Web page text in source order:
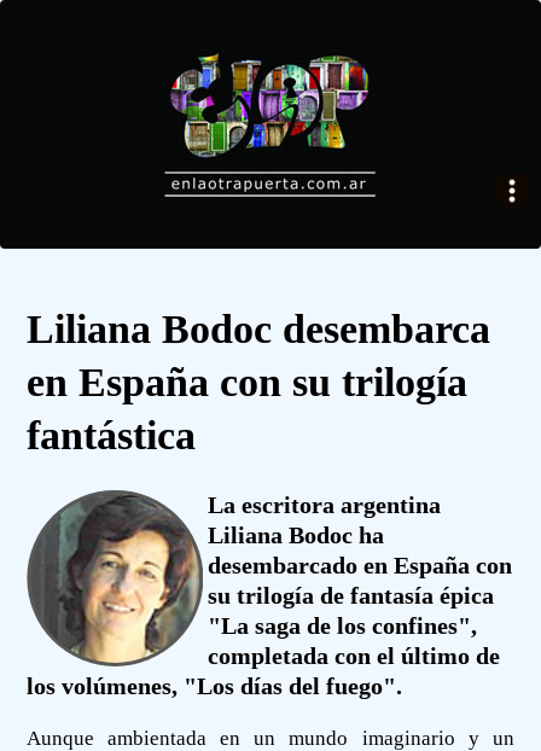
Liliana Bodoc desembarca
en España con su trilogía
fantástica
La escritora argentina
Liliana Bodoc ha
desembarcado en España con
su trilogía de fantasía épica
"La saga de los confines",
completada con el último de
los volúmenes, "Los días del fuego".
Aunque ambientada en un mundo imaginario y un